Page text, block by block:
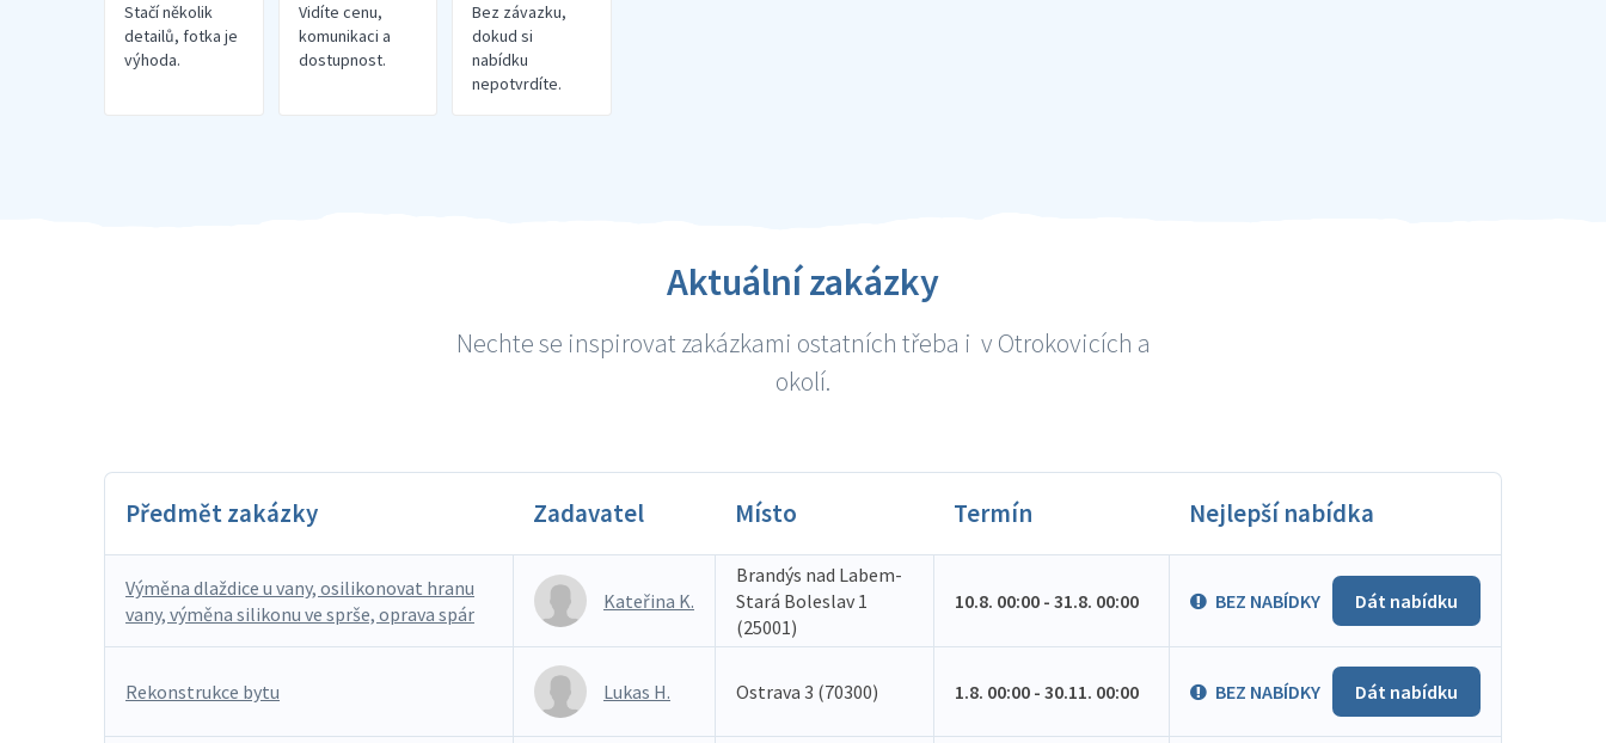
Stačí několik
detailů, fotka je
výhoda.
Vidíte cenu,
komunikaci a
dostupnost.
Bez závazku,
dokud si
nabídku
nepotvrdíte.
Aktuální zakázky
Nechte se inspirovat zakázkami ostatních třeba i v Otrokovicích a
okolí.
Předmět zakázky Zadavatel Místo Termín Nejlepší nabídka
Výměna dlaždice u vany, osilikonovat hranu
vany, výměna silikonu ve sprše, oprava spár
Kateřina K.
Brandýs nad Labem-
Stará Boleslav 1
(25001)
10.8. 00:00 - 31.8. 00:00 BEZ NABÍDKY Dát nabídku
Rekonstrukce bytu Lukas H. Ostrava 3 (70300) 1.8. 00:00 - 30.11. 00:00 BEZ NABÍDKY Dát nabídku